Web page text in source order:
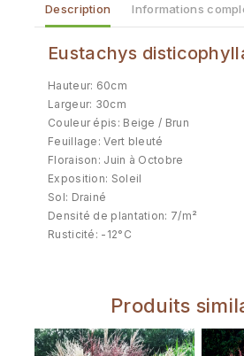
Description Informations
Eustachys
Hauteur: 60cm
Largeur: 30cm
Couleur épis: Beige / Brun
Feuillage: Vert bleuté
Floraison: Juin à Octobre
Exposition: Soleil
Sol: Drainé
Densité de plantation: 7/m²
Rusticité: -12°C
Produits